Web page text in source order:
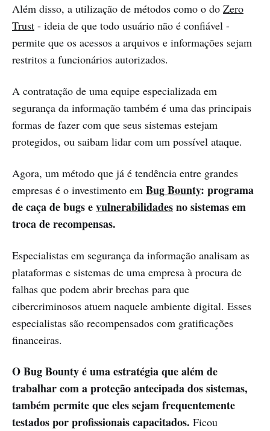
Além disso, a utilização de métodos como o do Zero
Trust - ideia de que todo usuário não é confiável -
permite que os acessos a arquivos e informações sejam
restritos a funcionários autorizados.
A contratação de uma equipe especializada em
segurança da informação também é uma das principais
formas de fazer com que seus sistemas estejam
protegidos, ou saibam lidar com um possível ataque.
Agora, um método que já é tendência entre grandes
empresas é o investimento em Bug Bounty: programa
de caça de bugs evulnerabilidadesno sistemas em
troca de recompensas.
Especialistas em segurança da informação analisam as
plataformas e sistemas de uma empresa à procura de
falhas que podem abrir brechas para que
cibercriminosos atuem naquele ambiente digital. Esses
especialistas são recompensados com gratificações
financeiras.
O Bug Bounty é uma estratégia que além de
trabalhar com a proteção antecipada dos sistemas,
também permite que eles sejam frequentemente
testados por profissionais capacitados. Ficou